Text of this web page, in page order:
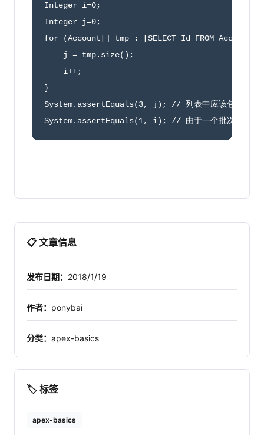
Integer i=0;
Integer j=0;
for
(Account [] tmp : [SELECT Id FROM Account
    j
= tmp. size( ) ;
    i
++;
}
System. assertEquals(3, j ) ;
// 列表中应该包含三个
System. assertEquals(1, i) ; // 由于一个批次最多可
📋 文章信息
发布日期： 2018/1/19
作者： ponybai
分类： apex-basics
🏷️ 标签
apex-basics